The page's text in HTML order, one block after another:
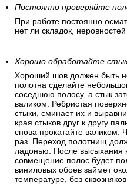
Постоянно проверяйте
При работе постоянно
нет ли складок,
Хорошо обработайте
Хороший шов должен быть
полотна сделайте
соседнюю полосу, а стык
валиком. Ребристая
стыки, сминает их и
края стыков друг к другу
снова прокатайте валиком.
раз. Переход полотнищ
ладонью. После высыхания
совмещение полос будет
виниловых обоев займет
температуре, без